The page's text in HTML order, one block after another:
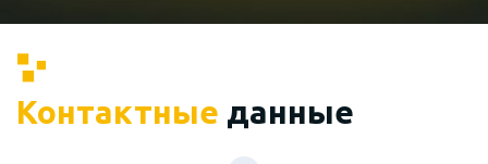
Контактные данные